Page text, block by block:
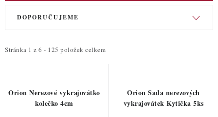
V
i
r
Stránka 1 z 6 - 125 položek celkem
Ř
e
p
DOPORUČUJEME
Orion Nerezové vykrajovátko
kolečko 4cm
Orion Sada nerezových
vykrajovátek Kytička 5ks